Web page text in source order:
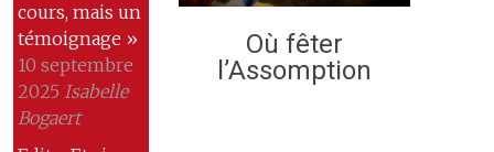
cours, mais un
témoignage »
10 septembre
2025 Isabelle
Bogaert
Où fêter
l’Assomption